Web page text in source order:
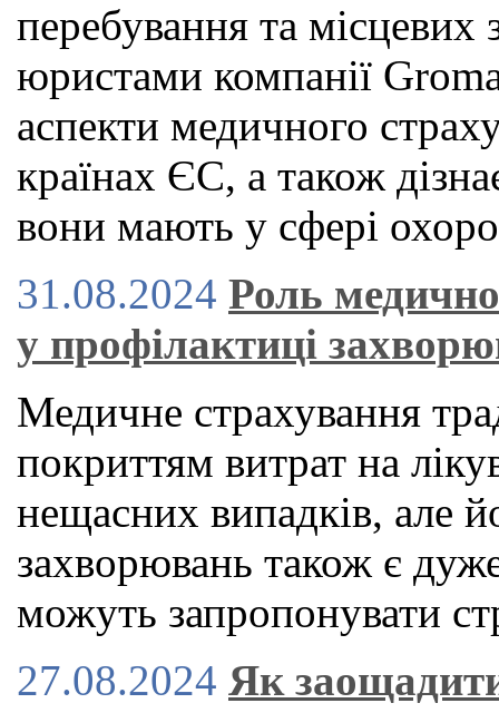
перебування та місцевих
юристами компанії
аспекти медичного
країнах ЄС, а також
вони мають у сфері
31.08.2024 Роль
у профілактиці
Медичне страхування
покриттям витрат на
нещасних випадків, але
захворювань також є
можуть запропонувати
27.08.2024 Як